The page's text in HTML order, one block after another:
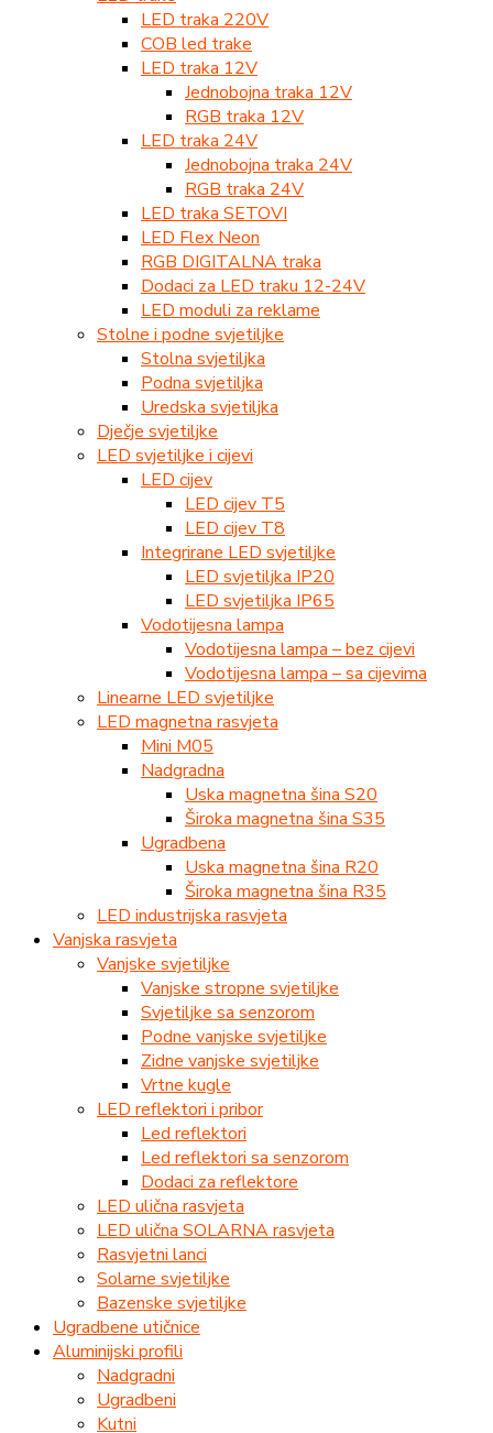
LED traka 220V
COB led trake
LED traka 12V
Jednobojna traka 12V
RGB traka 12V
LED traka 24V
Jednobojna traka 24V
RGB traka 24V
LED traka SETOVI
LED Flex Neon
RGB DIGITALNA traka
Dodaci za LED traku 12-24V
LED moduli za reklame
Stolne i podne svjetiljke
Stolna svjetiljka
Podna svjetiljka
Uredska svjetiljka
Dječje svjetiljke
LED svjetiljke i cijevi
LED cijev
LED cijev T5
LED cijev T8
Integrirane LED svjetiljke
LED svjetiljka IP20
LED svjetiljka IP65
Vodotijesna lampa
Vodotijesna lampa – bez cijevi
Vodotijesna lampa – sa cijevima
Linearne LED svjetiljke
LED magnetna rasvjeta
Mini M05
Nadgradna
Uska magnetna šina S20
Široka magnetna šina S35
Ugradbena
Uska magnetna šina R20
Široka magnetna šina R35
LED industrijska rasvjeta
Vanjska rasvjeta
Vanjske svjetiljke
Vanjske stropne svjetiljke
Svjetiljke sa senzorom
Podne vanjske svjetiljke
Zidne vanjske svjetiljke
Vrtne kugle
LED reflektori i pribor
Led reflektori
Led reflektori sa senzorom
Dodaci za reflektore
LED ulična rasvjeta
LED ulična SOLARNA rasvjeta
Rasvjetni lanci
Solarne svjetiljke
Bazenske svjetiljke
Ugradbene utičnice
Aluminijski profili
Nadgradni
Ugradbeni
Kutni